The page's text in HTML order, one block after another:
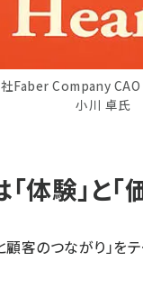
Faber Company CAO
小川 卓氏
体験」と「
顧客のつながり」を